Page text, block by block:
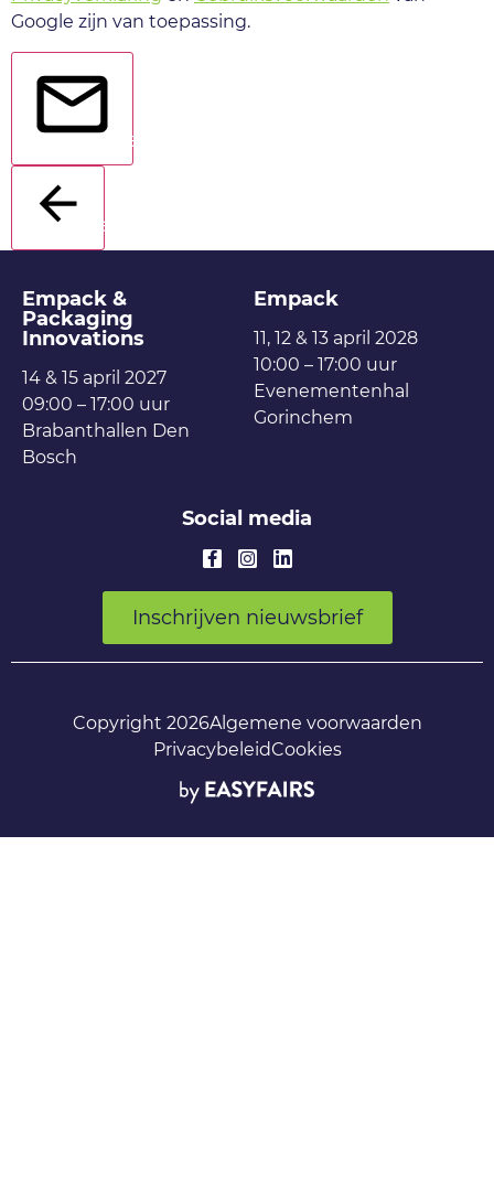
Google zijn van toepassing.
Verstuur
Terug
Empack &
Packaging
Innovations
14 & 15 april 2027
09:00 – 17:00 uur
Brabanthallen Den
Bosch
Empack
11, 12 & 13 april 2028
10:00 – 17:00 uur
Evenementenhal
Gorinchem
Social media
Inschrijven nieuwsbrief
Copyright 2026Algemene voorwaarden
PrivacybeleidCookies